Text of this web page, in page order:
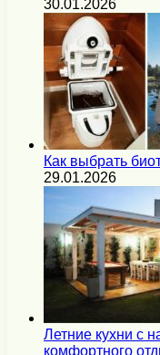
30.01.2026
Как выбрать
29.01.2026
Летние кухни с
комфортного